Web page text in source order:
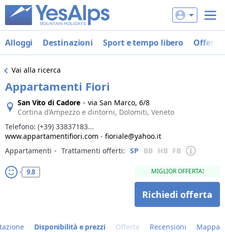
Alloggi Destinazioni Sport e tempo libero Offerte
Vai alla ricerca
Appartamenti Fiori
San Vito di Cadore - via San Marco, 6/8
Cortina d’Ampezzo e dintorni, Dolomiti, Veneto
Telefono: (+39) 33837183...
www.appartamentifiori.com - fioriale@yahoo.it
Appartamenti ‐ Trattamenti offerti: SP BB HB FB
9.8 MIGLIOR OFFERTA!
Richiedi offerta
Disponibilità e prezzi Offerte Recensioni Mappa